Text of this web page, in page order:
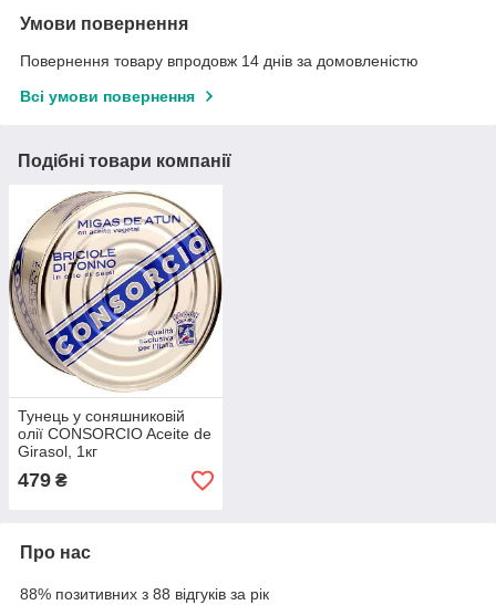
Умови повернення
Повернення товару впродовж 14 днів за домовленістю
Всі умови повернення
Подібні товари компанії
Тунець у соняшниковій
олії CONSORCIO Aceite de
Girasol, 1кг
479 ₴
Про нас
88% позитивних з 88 відгуків за рік